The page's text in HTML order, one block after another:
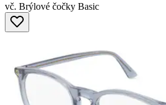
vč. Brýlové čočky Basic